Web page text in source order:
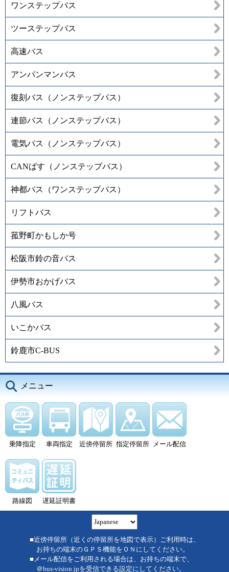
ワンステップバス
ツーステップバス
高速バス
アンパンマンバス
復刻バス（ノンステップバス）
連節バス（ノンステップバス）
電気バス（ノンステップバス）
CANばす（ノンステップバス）
神都バス（ワンステップバス）
リフトバス
菰野町かもしか号
松阪市鈴の音バス
伊勢市おかげバス
八風バス
いこかバス
鈴鹿市C-BUS
メニュー
乗降指定 車両指定 近傍停留所 指定停留所 メール配信
路線図 遅延証明書
■近傍停留所（近くの停留所を地図で表示）ご利用時は、
お持ちの端末のＧＰＳ機能をＯＮにしてください。
■メール配信をご利用される場合は、お持ちの端末で、
＠bus-vision.jpを受信できる設定にしてください。